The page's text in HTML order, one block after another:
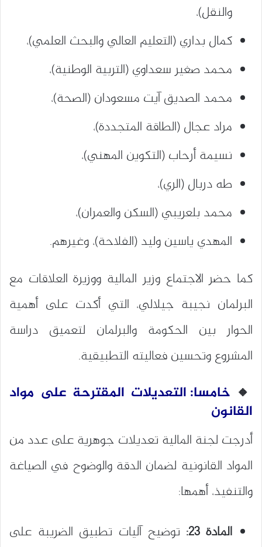
والنقل)،
كمال بداري (التعليم العالي والبحث العلمي)،
محمد صغير سعداوي (التربية الوطنية)،
محمد الصديق آيت مسعودان (الصحة)،
مراد عجال (الطاقة المتجددة)،
نسيمة أرحاب (التكوين المهني)،
طه دربال (الري)،
محمد بلعريبي (السكن والعمران)،
المهدي ياسين وليد (الفلاحة)، وغيرهم.
كما حضر الاجتماع وزير المالية ووزيرة العلاقات مع
البرلمان نجيبة جيلالي، التي أكدت على أهمية
الحوار بين الحكومة والبرلمان لتعميق دراسة
المشروع وتحسين فعاليته التطبيقية.
🔸 خامسا: التعديلات المقترحة على مواد
القانون
أدرجت لجنة المالية تعديلات جوهرية على عدد من
المواد القانونية لضمان الدقة والوضوح في الصياغة
والتنفيذ، أهمها:
المادة 23:
توضيح آليات تطبيق الضريبة على